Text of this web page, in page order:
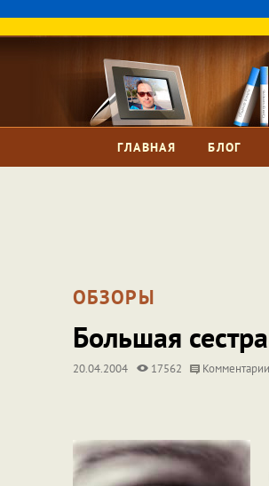
ГЛАВНАЯ БЛОГ
ОБЗОРЫ
Большая
20.04.2004 17562